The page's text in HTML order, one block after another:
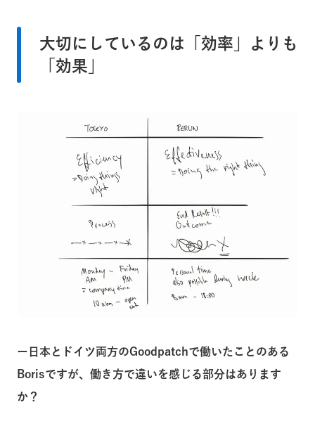
大切にしているのは「効率」よりも
「効果」
ー日本とドイツ両方のGoodpatchで働いたことのある
Borisですが、働き方で違いを感じる部分はあります
か？